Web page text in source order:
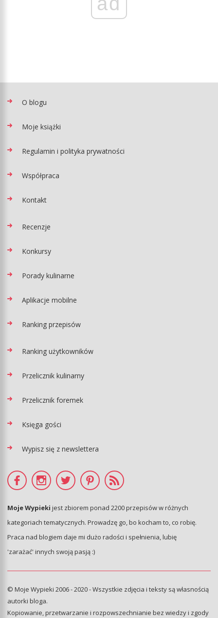
O blogu
Moje książki
Regulamin i polityka prywatności
Współpraca
Kontakt
Recenzje
Konkursy
Porady kulinarne
Aplikacje mobilne
Ranking przepisów
Ranking użytkowników
Przelicznik kulinarny
Przelicznik foremek
Księga gości
Wypisz się z newslettera
Moje Wypieki jest zbiorem ponad 2200 przepisów w różnych
kategoriach tematycznych. Prowadzę go, bo kocham to, co robię.
Praca nad blogiem daje mi dużo radości i spełnienia, lubię
'zarażać' innych swoją pasją :)
© Moje Wypieki 2006 - 2020 - Wszystkie zdjęcia i teksty są własnością
autorki bloga.
Kopiowanie, przetwarzanie i rozpowszechnianie bez wiedzy i zgody